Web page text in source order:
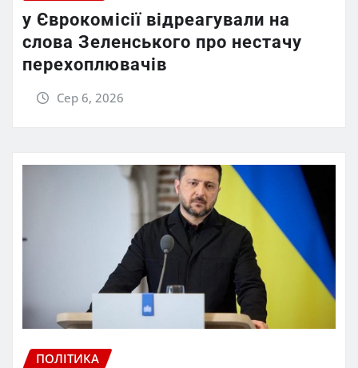
у Єврокомісії відреагували на
слова Зеленського про нестачу
перехоплювачів
Сер 6, 2026
ПОЛІТИКА